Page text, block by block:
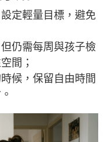
定輕量目標，避免
仍需每周與孩子檢
間；
候，保留自由時間